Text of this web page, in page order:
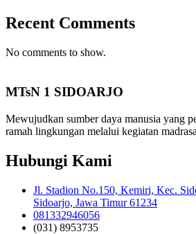
Recent Comments
No comments to show.
MTsN 1 SIDOARJO
Mewujudkan sumber daya manusia yang
ramah lingkungan melalui kegiatan
Hubungi Kami
Jl. Stadion No.150, Kemiri, Kec.
Sidoarjo, Jawa Timur 61234
081332946056
(031) 8953735